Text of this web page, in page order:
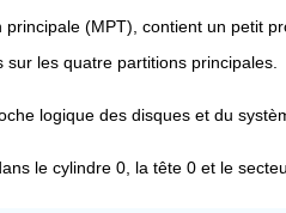
(MPT), contient un petit
les quatre partitions principales.
logique des disques et du
le cylindre 0, la tête 0 et le